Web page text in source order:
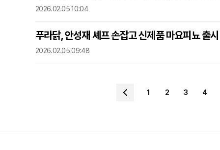
2026.02.05 10:04
푸라닭, 안성재 셰프 손잡고 신제품 마요피뇨 출시
2026.02.05 09:48
1 2 3 4